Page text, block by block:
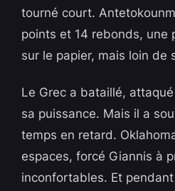
tourné court.
points et 14 rebonds, une
sur le papier, mais loin de
Le Grec a bataillé,
sa puissance. Mais il a
temps en retard.
espaces, forcé Giannis à
inconfortables. Et